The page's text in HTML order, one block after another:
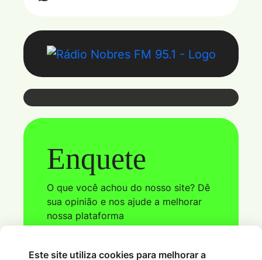
Webmail
Coloque seu e-mail e senha para ter
acesso ao webmail
Enquete
O que você achou do nosso site? Dê
sua opinião e nos ajude a melhorar
nossa plataforma
Ver Parcial
Este site utiliza cookies para melhorar a